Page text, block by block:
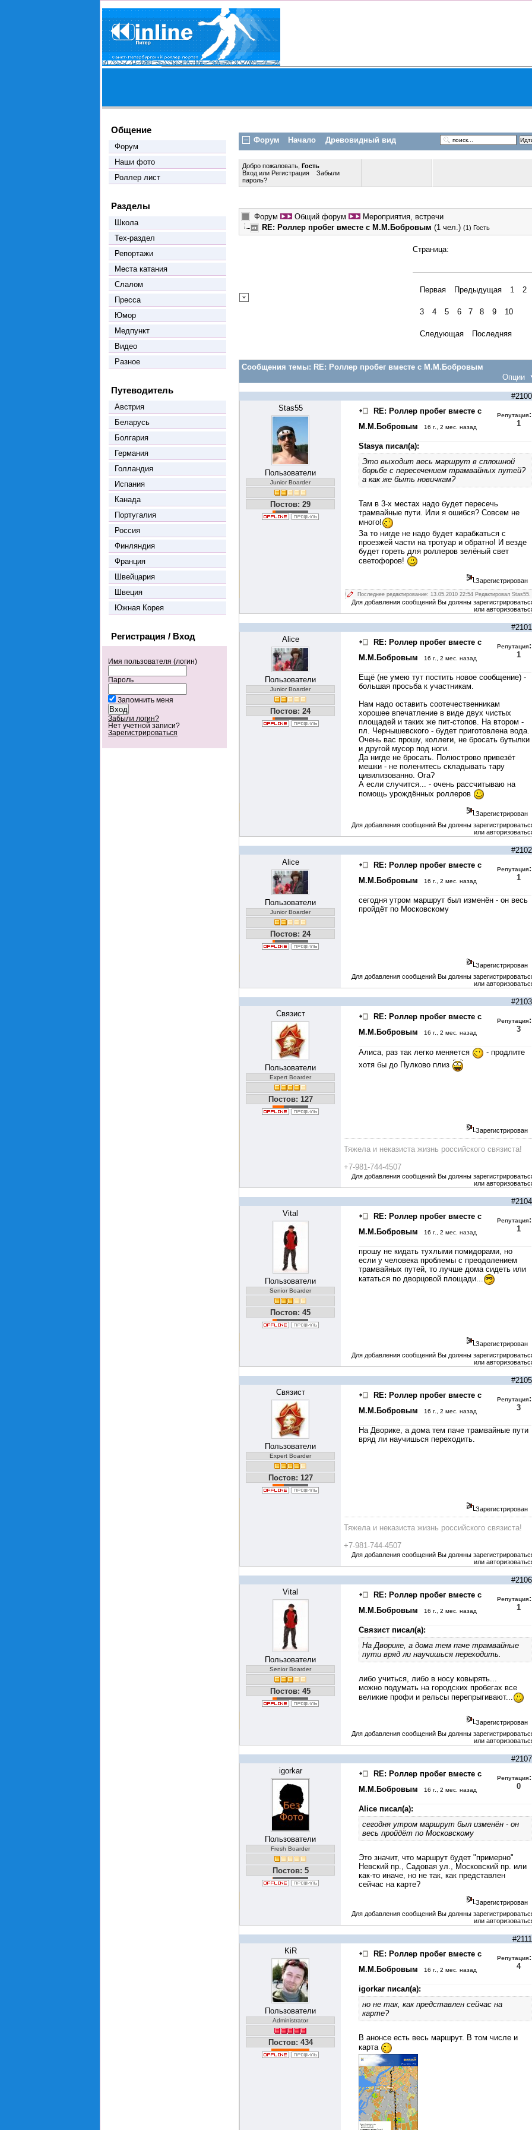
Общение
Форум
Наши фото
Роллер лист
Разделы
Школа
Тех-раздел
Репортажи
Места катания
Слалом
Пресса
Юмор
Медпункт
Видео
Разное
Путеводитель
Австрия
Беларусь
Болгария
Германия
Голландия
Испания
Канада
Португалия
Россия
Финляндия
Франция
Швейцария
Швеция
Южная Корея
Регистрация / Вход
Имя пользователя (логин)
Пароль
Запомнить меня
Забыли логин?
Нет учетной записи?
Зарегистрироваться
Форум Начало Древовидный вид
Добро пожаловать, Гость
Вход или Регистрация
Забыли
пароль?
Форум Общий форум
Мероприятия, встречи
RE: Роллер пробег вместе с М.М.Бобровым (1 чел.) (1) Гость
Страница:
Первая Предыдущая 1 2
3 4 5 6 7 8 9 10
Следующая Последняя
Сообщения темы: RE: Роллер пробег вместе с М.М.Бобровым
Опции
#2100
Stas55
Пользователи
Junior Boarder
Постов: 29
RE: Роллер пробег вместе с
М.М.Бобровым
16 г., 2 мес. назад
Репутация:
1
Stasya писал(а):
Это выходит весь маршрут в сплошной
борьбе с пересечением трамвайных путей?
а как же быть новичкам?
Там в 3-х местах надо будет пересечь
трамвайные пути. Или я ошибся? Совсем не
много!
За то нигде не надо будет карабкаться с
проезжей части на тротуар и обратно! И везде
будет гореть для роллеров зелёный свет
светофоров!
Зарегистрирован
Последнее редактирование: 13.05.2010 22:54 Редактировал Stas55.
Для добавления сообщений Вы должны
или
#2101
Alice
Пользователи
Junior Boarder
Постов: 24
RE: Роллер пробег вместе с
М.М.Бобровым
16 г., 2 мес. назад
Репутация:
1
Ещё (не умею тут постить новое сообщение) -
большая просьба к участникам.
Нам надо оставить соотечественникам
хорошее впечатление в виде двух чистых
площадей и таких же пит-стопов. На втором -
пл. Чернышевского - будет приготовлена вода.
Очень вас прошу, коллеги, не бросать бутылки
и другой мусор под ноги.
Да нигде не бросать. Полюстрово привезёт
мешки - не поленитесь складывать тару
цивилизованно. Ога?
А если случится... - очень рассчитываю на
помощь урождённых роллеров
Зарегистрирован
Для добавления сообщений Вы должны
или
#2102
Alice
Пользователи
Junior Boarder
Постов: 24
RE: Роллер пробег вместе с
М.М.Бобровым
16 г., 2 мес. назад
Репутация:
1
сегодня утром маршрут был изменён - он весь
пройдёт по Московскому
Зарегистрирован
Для добавления сообщений Вы должны
или
#2103
Связист
Пользователи
Expert Boarder
Постов: 127
RE: Роллер пробег вместе с
М.М.Бобровым
16 г., 2 мес. назад
Репутация:
3
Алиса, раз так легко меняется
- продлите
хотя бы до Пулково плиз
Зарегистрирован
Тяжела и неказиста жизнь российского связиста!
+7-981-744-4507
Для добавления сообщений Вы должны
или
#2104
Vital
Пользователи
Senior Boarder
Постов: 45
RE: Роллер пробег вместе с
М.М.Бобровым
16 г., 2 мес. назад
Репутация:
1
прошу не кидать тухлыми помидорами, но
если у человека проблемы с преодолением
трамвайных путей, то лучше дома сидеть или
кататься по дворцовой площади...
Зарегистрирован
Для добавления сообщений Вы должны
или
#2105
Связист
Пользователи
Expert Boarder
Постов: 127
RE: Роллер пробег вместе с
М.М.Бобровым
16 г., 2 мес. назад
Репутация:
3
На Дворике, а дома тем паче трамвайные пути
вряд ли научишься переходить.
Зарегистрирован
Тяжела и неказиста жизнь российского связиста!
+7-981-744-4507
Для добавления сообщений Вы должны
или
#2106
Vital
Пользователи
Senior Boarder
Постов: 45
RE: Роллер пробег вместе с
М.М.Бобровым
16 г., 2 мес. назад
Репутация:
1
Связист писал(а):
На Дворике, а дома тем паче трамвайные
пути вряд ли научишься переходить.
либо учиться, либо в носу ковырять...
можно подумать на городских пробегах все
великие профи и рельсы перепрыгивают...
Зарегистрирован
Для добавления сообщений Вы должны
или
#2107
igorkar
Пользователи
Fresh Boarder
Постов: 5
RE: Роллер пробег вместе с
М.М.Бобровым
16 г., 2 мес. назад
Репутация:
0
Alice писал(а):
сегодня утром маршрут был изменён - он
весь пройдёт по Московскому
Это значит, что маршрут будет "примерно"
Невский пр., Садовая ул., Московский пр. или
как-то иначе, но не так, как представлен
сейчас на карте?
Зарегистрирован
Для добавления сообщений Вы должны
или
#2111
KiR
Пользователи
Administrator
Постов: 434
RE: Роллер пробег вместе с
М.М.Бобровым
16 г., 2 мес. назад
Репутация:
4
igorkar писал(а):
но не так, как представлен сейчас на
карте?
В анонсе есть весь маршрут. В том числе и
карта